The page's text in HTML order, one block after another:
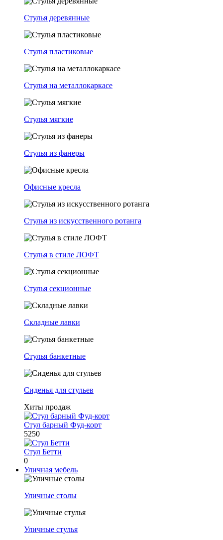
Стулья деревянные
Стулья пластиковые
Стулья на металлокаркасе
Стулья мягкие
Стулья из фанеры
Офисные кресла
Стулья из искусственного ротанга
Стулья в стиле ЛОФТ
Стулья секционные
Складные лавки
Стулья банкетные
Сиденья для стульев
Хиты продаж
Стул барный Фуд-корт
5250
Стул Бетти
0
Уличная мебель
Уличные столы
Уличные стулья